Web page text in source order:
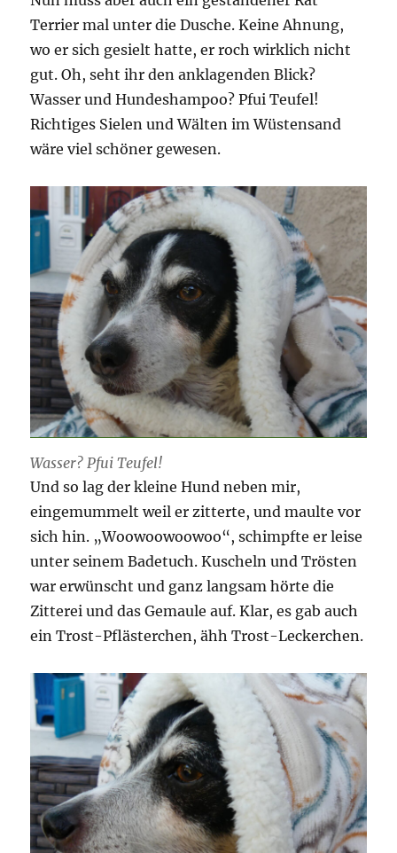
Terrier mal unter die Dusche. Keine Ahnung,
wo er sich gesielt hatte, er roch wirklich nicht
gut. Oh, seht ihr den anklagenden Blick?
Wasser und Hundeshampoo? Pfui Teufel!
Richtiges Sielen und Wälten im Wüstensand
wäre viel schöner gewesen.
Wasser? Pfui Teufel!
Und so lag der kleine Hund neben mir,
eingemummelt weil er zitterte, und maulte vor
sich hin. „Woowoowoowoo“, schimpfte er leise
unter seinem Badetuch. Kuscheln und Trösten
war erwünscht und ganz langsam hörte die
Zitterei und das Gemaule auf. Klar, es gab auch
ein Trost-Pflästerchen, ähh Trost-Leckerchen.